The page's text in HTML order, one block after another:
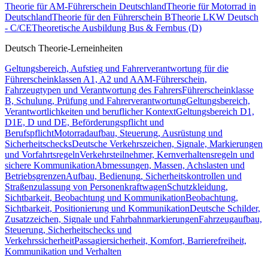
Theorie für AM-Führerschein DeutschlandTheorie für Motorrad in
DeutschlandTheorie für den Führerschein BTheorie LKW Deutsch
- C/CETheoretische Ausbildung Bus & Fernbus (D)
Deutsch Theorie-Lerneinheiten
Geltungsbereich, Aufstieg und Fahrerverantwortung für die
Führerscheinklassen A1, A2 und AAM-Führerschein,
Fahrzeugtypen und Verantwortung des FahrersFührerscheinklasse
B, Schulung, Prüfung und FahrerverantwortungGeltungsbereich,
Verantwortlichkeiten und beruflicher KontextGeltungsbereich D1,
D1E, D und DE, Beförderungspflicht und
BerufspflichtMotorradaufbau, Steuerung, Ausrüstung und
SicherheitschecksDeutsche Verkehrszeichen, Signale, Markierungen
und VorfahrtsregelnVerkehrsteilnehmer, Kernverhaltensregeln und
sichere KommunikationAbmessungen, Massen, Achslasten und
BetriebsgrenzenAufbau, Bedienung, Sicherheitskontrollen und
Straßenzulassung von PersonenkraftwagenSchutzkleidung,
Sichtbarkeit, Beobachtung und KommunikationBeobachtung,
Sichtbarkeit, Positionierung und KommunikationDeutsche Schilder,
Zusatzzeichen, Signale und FahrbahnmarkierungenFahrzeugaufbau,
Steuerung, Sicherheitschecks und
VerkehrssicherheitPassagiersicherheit, Komfort, Barrierefreiheit,
Kommunikation und Verhalten